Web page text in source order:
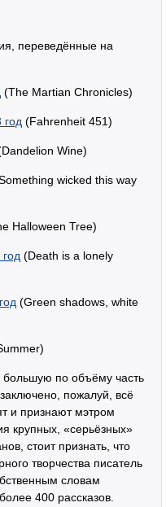
переведённые на
(The Martian Chronicles)
год (Fahrenheit 451)
Wine)
wicked this way
Halloween Tree)
(Death is a lonely
(Green shadows, white
по объёму часть
пожалуй, всё
и признают мэтром
крупных, «серьёзных»
стоит признать, что
творчества писатель
словам
400 рассказов.